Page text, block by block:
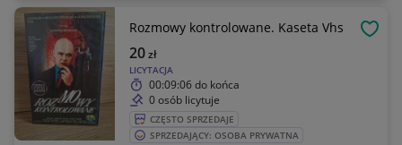
Rozmowy kontrolowane. Kaseta Vhs
LICYTACJA
20zł
00:09:06do końca
0 osób licytuje
CZĘSTO SPRZEDAJE
SPRZEDAJĄCY: OSOBA PRYWATNA